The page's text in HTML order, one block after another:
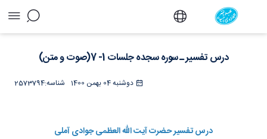
درس تفسیر ـ سوره سجده جلسات 1- 7(صوت و
متن) - دفتردرس تفسیر ـ سوره سجده جلسات 1- 7(صوت و متن)
دوشنبه 04 بهمن 1400 2573794شناسه:
درس تفسیر حضرت آیت الله العظمی جوادی آملی